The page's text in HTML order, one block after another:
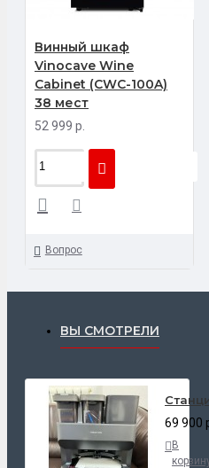
Винный шкаф
Vinocave Wine
Cabinet (CWC-100A)
38 мест
52 999 р.
Вопрос
ВЫ СМОТРЕЛИ
69 900
В